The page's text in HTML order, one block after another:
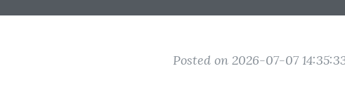
Posted on 2026-07-07